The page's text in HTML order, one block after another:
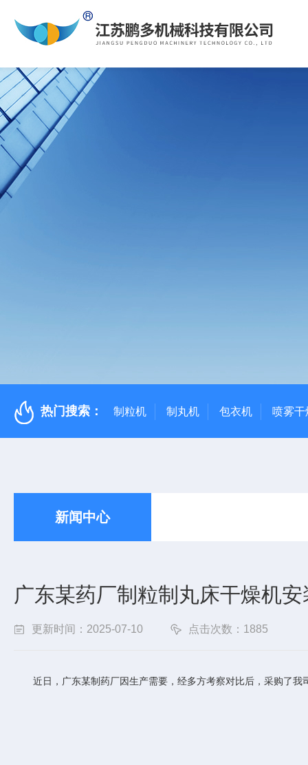
热门搜索： 制粒机 制丸机 包衣机 喷雾干
新闻中心
广东某药厂制粒制丸床干燥机
更新时间：2025-07-10 点击次数：1885
近日，广东某制药厂因生产需要，经多方考察对比后，采购了我